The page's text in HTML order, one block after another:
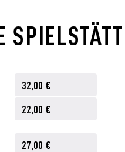
32,00 €
22,00 €
27,00 €